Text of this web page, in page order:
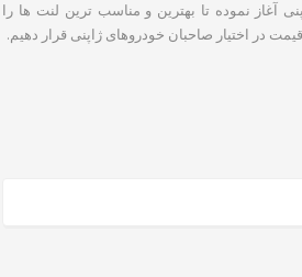
آغاز نموده تا بهترین و مناسب ترین لنت ها را
در اختیار صاحبان خودروهای ژاپنی قرار دهیم.